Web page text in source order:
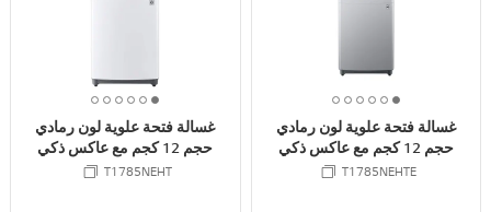
1
o
f
2
o
f
3
o
f
4
o
f
5
o
f
6
o
f
6
غسالة فتحة علوية لون رمادي
حجم 12 كجم مع عاكس ذكي
T1785NEHTE
1
o
f
2
o
f
3
o
f
4
o
f
5
o
f
6
o
f
6
غسالة فتحة علوية لون رمادي
حجم 12 كجم مع عاكس ذكي
T1785NEHT